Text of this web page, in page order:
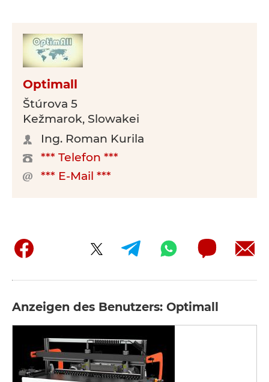
Optimall
Štúrova 5
Kežmarok, Slowakei
Ing. Roman Kurila
*** Telefon ***
*** E-Mail ***
Anzeigen des Benutzers: Optimall